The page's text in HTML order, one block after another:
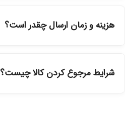
نمایندگی‌های معتبر تهیه شده و
هزینه و زمان ارسال چقدر است؟
شرایط مرجوع کردن کالا چیست؟